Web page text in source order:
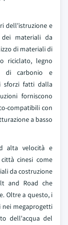
dell'istruzione e
materiali da
di materiali di
riciclato, legno
di carbonio e
sforzi fatti dalla
forniscono
compatibili con
a basso
alta velocità e
cinesi come
da costruzione
and Road che
Oltre a questo, i
megaprogetti
dell'acqua del